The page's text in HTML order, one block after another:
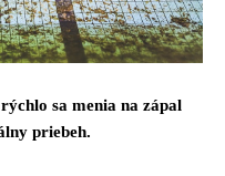
sa menia na zápal
priebeh.